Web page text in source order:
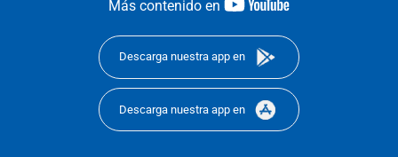
Más contenido en
youtube-
Descarga nuestra app en
Descarga nuestra app en